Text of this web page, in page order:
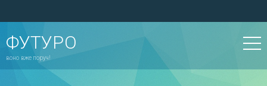
ФУТУРО
воно вже поруч!